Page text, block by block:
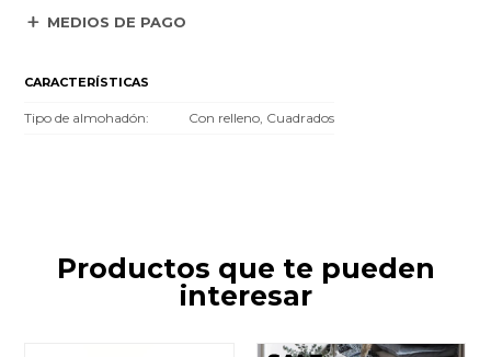
MEDIOS DE PAGO
CARACTERÍSTICAS
Tipo de almohadón Con relleno, Cuadrados
Productos que te pueden
interesar